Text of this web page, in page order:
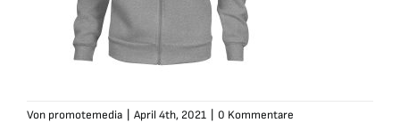
Von promotemedia April 4th, 2021 0 Kommentare